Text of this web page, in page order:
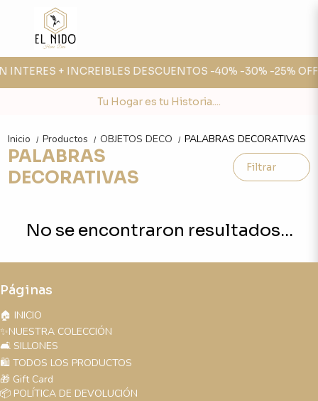
INTERES + INCREIBLES DESCUENTOS -40% -30% -25%
Tu Hogar es tu Historia....
Inicio / Productos / OBJETOS DECO / PALABRAS DECORATIVAS
PALABRAS
DECORATIVAS
Filtrar
No se encontraron resultados...
Páginas
🏠 INICIO
✨NUESTRA COLECCIÓN
🛋️ SILLONES
🛍️ TODOS LOS PRODUCTOS
🎁 Gift Card
📦 POLÍTICA DE DEVOLUCIÓN